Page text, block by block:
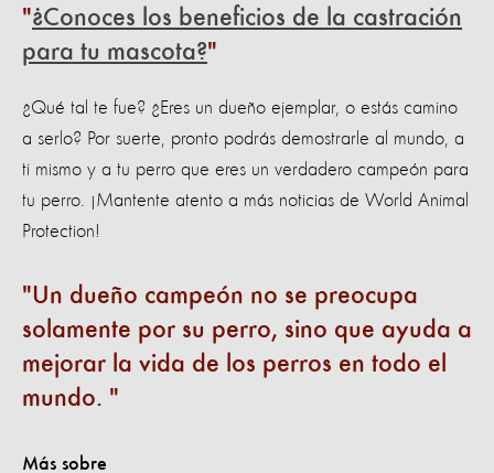
¿Conoces los beneficios de la castración
para tu mascota?
¿Qué tal te fue? ¿Eres un dueño ejemplar, o estás camino
a serlo? Por suerte, pronto podrás demostrarle al mundo, a
ti mismo y a tu perro que eres un verdadero campeón para
tu perro. ¡Mantente atento a más noticias de World Animal
Protection!
Un dueño campeón no se preocupa
solamente por su perro, sino que ayuda a
mejorar la vida de los perros en todo el
mundo.
Más sobre